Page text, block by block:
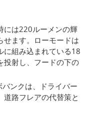
には220ルーメンの輝
せます。ローモードは
に組み込まれている18
投射し、フードの下の
ンクは、ドライバー
路フレアの代替策と